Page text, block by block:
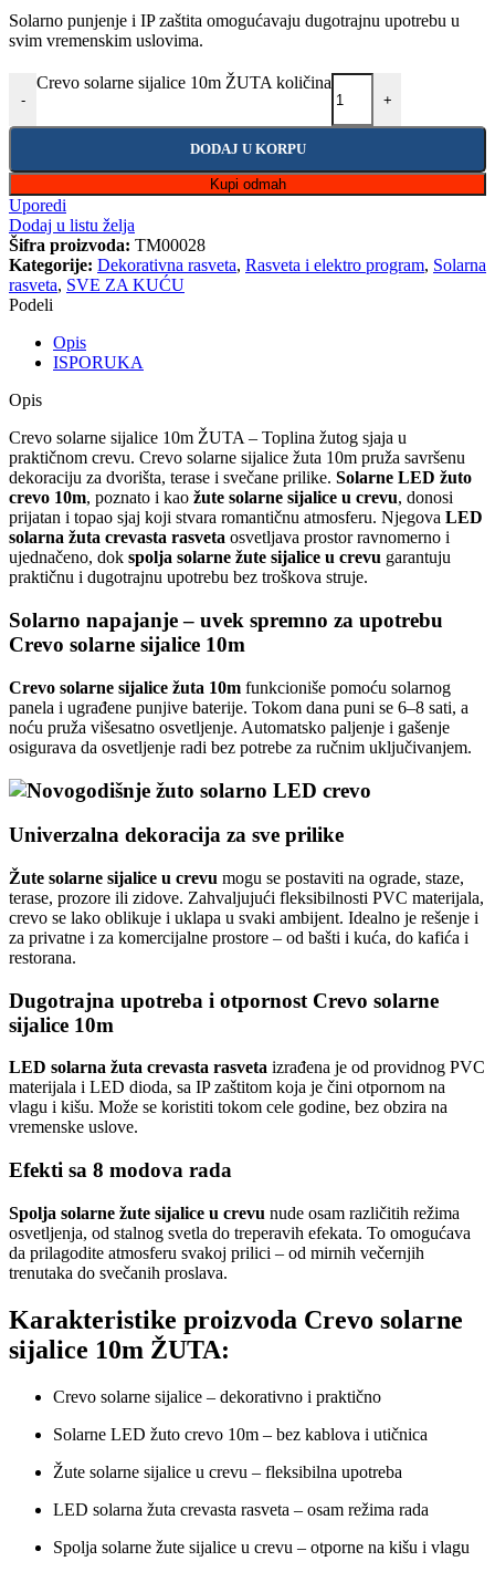
Solarno punjenje i IP zaštita omogućavaju dugotrajnu upotrebu u
svim vremenskim uslovima.
-
Crevo solarne sijalice 10m ŽUTA količina
+
DODAJ U KORPU
Kupi odmah
Uporedi
Dodaj u listu želja
Šifra proizvoda: TM00028
Kategorije: Dekorativna rasveta, Rasveta i elektro program, Solarna
rasveta, SVE ZA KUĆU
Podeli
Opis
ISPORUKA
Opis
Crevo solarne sijalice 10m ŽUTA – Toplina žutog sjaja u
praktičnom crevu. Crevo solarne sijalice žuta 10m pruža savršenu
dekoraciju za dvorišta, terase i svečane prilike. Solarne LED žuto
crevo 10m, poznato i kao žute solarne sijalice u crevu, donosi
prijatan i topao sjaj koji stvara romantičnu atmosferu. Njegova LED
solarna žuta crevasta rasveta osvetljava prostor ravnomerno i
ujednačeno, dok spolja solarne žute sijalice u crevu garantuju
praktičnu i dugotrajnu upotrebu bez troškova struje.
Solarno napajanje – uvek spremno za upotrebu
Crevo solarne sijalice 10m
Crevo solarne sijalice žuta 10m funkcioniše pomoću solarnog
panela i ugrađene punjive baterije. Tokom dana puni se 6–8 sati, a
noću pruža višesatno osvetljenje. Automatsko paljenje i gašenje
osigurava da osvetljenje radi bez potrebe za ručnim uključivanjem.
Univerzalna dekoracija za sve prilike
Žute solarne sijalice u crevu mogu se postaviti na ograde, staze,
terase, prozore ili zidove. Zahvaljujući fleksibilnosti PVC materijala,
crevo se lako oblikuje i uklapa u svaki ambijent. Idealno je rešenje i
za privatne i za komercijalne prostore – od bašti i kuća, do kafića i
restorana.
Dugotrajna upotreba i otpornost Crevo solarne
sijalice 10m
LED solarna žuta crevasta rasveta izrađena je od providnog PVC
materijala i LED dioda, sa IP zaštitom koja je čini otpornom na
vlagu i kišu. Može se koristiti tokom cele godine, bez obzira na
vremenske uslove.
Efekti sa 8 modova rada
Spolja solarne žute sijalice u crevu nude osam različitih režima
osvetljenja, od stalnog svetla do treperavih efekata. To omogućava
da prilagodite atmosferu svakoj prilici – od mirnih večernjih
trenutaka do svečanih proslava.
Karakteristike proizvoda Crevo solarne
sijalice 10m ŽUTA:
Crevo solarne sijalice – dekorativno i praktično
Solarne LED žuto crevo 10m – bez kablova i utičnica
Žute solarne sijalice u crevu – fleksibilna upotreba
LED solarna žuta crevasta rasveta – osam režima rada
Spolja solarne žute sijalice u crevu – otporne na kišu i vlagu